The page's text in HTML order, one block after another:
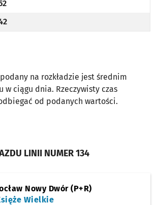
LINII NUMER 134
Nowy Dwór (P+R)
Wielkie
22
po godzinie 22
Odjazd
minut po godzinie 22
23
po godzinie 23
Odjazd
minut po godzinie 23
na rozkładzie jest średnim
w ciągu dnia. Rzeczywisty czas
od podanych wartości.